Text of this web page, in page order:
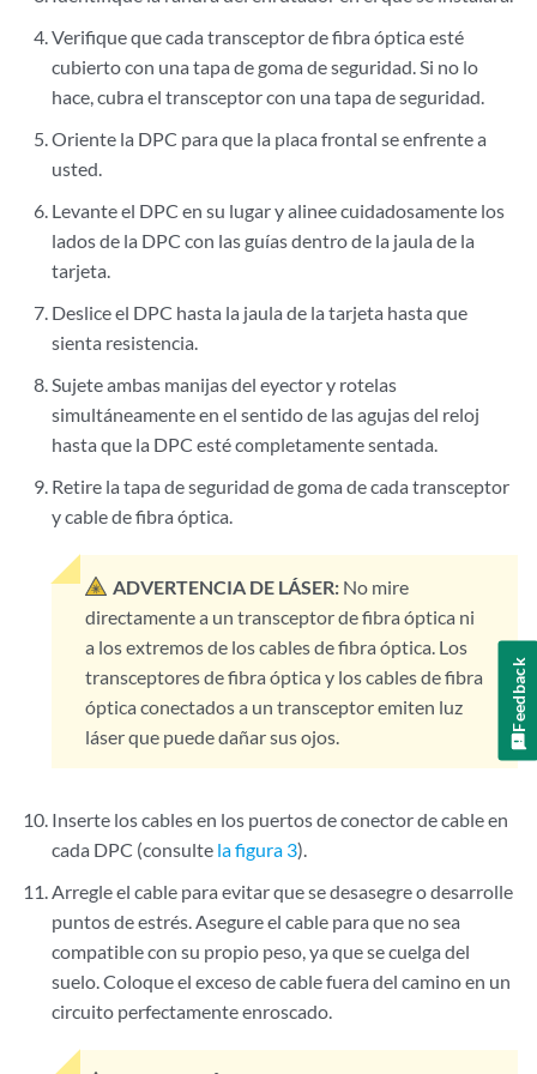
Verifique que cada transceptor de fibra óptica esté
cubierto con una tapa de goma de seguridad. Si no lo
hace, cubra el transceptor con una tapa de seguridad.
Oriente la DPC para que la placa frontal se enfrente a
usted.
Levante el DPC en su lugar y alinee cuidadosamente los
lados de la DPC con las guías dentro de la jaula de la
tarjeta.
Deslice el DPC hasta la jaula de la tarjeta hasta que
sienta resistencia.
Sujete ambas manijas del eyector y rotelas
simultáneamente en el sentido de las agujas del reloj
hasta que la DPC esté completamente sentada.
Retire la tapa de seguridad de goma de cada transceptor
y cable de fibra óptica.
ADVERTENCIA DE LÁSER: No mire
directamente a un transceptor de fibra óptica ni
a los extremos de los cables de fibra óptica. Los
transceptores de fibra óptica y los cables de fibra
óptica conectados a un transceptor emiten luz
láser que puede dañar sus ojos.
Inserte los cables en los puertos de conector de cable en
cada DPC (consulte la figura 3).
Arregle el cable para evitar que se desasegre o desarrolle
puntos de estrés. Asegure el cable para que no sea
compatible con su propio peso, ya que se cuelga del
suelo. Coloque el exceso de cable fuera del camino en un
circuito perfectamente enroscado.
Feedback